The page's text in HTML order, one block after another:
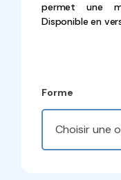
permet une
Disponible en
Forme